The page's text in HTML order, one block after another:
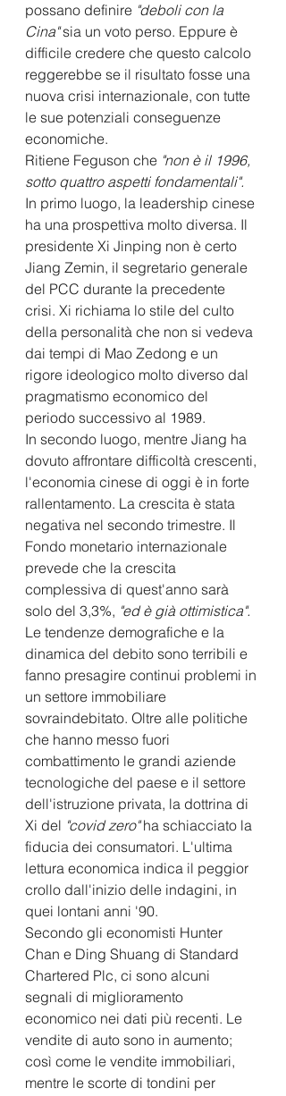
possano definire "deboli con la
Cina" sia un voto perso. Eppure è
difficile credere che questo calcolo
reggerebbe se il risultato fosse una
nuova crisi internazionale, con tutte
le sue potenziali conseguenze
economiche.
Ritiene Feguson che "non è il 1996,
sotto quattro aspetti fondamentali".
In primo luogo, la leadership cinese
ha una prospettiva molto diversa. Il
presidente Xi Jinping non è certo
Jiang Zemin, il segretario generale
del PCC durante la precedente
crisi. Xi richiama lo stile del culto
della personalità che non si vedeva
dai tempi di Mao Zedong e un
rigore ideologico molto diverso dal
pragmatismo economico del
periodo successivo al 1989.
In secondo luogo, mentre Jiang ha
dovuto affrontare difficoltà crescenti,
l'economia cinese di oggi è in forte
rallentamento. La crescita è stata
negativa nel secondo trimestre. Il
Fondo monetario internazionale
prevede che la crescita
complessiva di quest'anno sarà
solo del 3,3%, "ed è già ottimistica".
Le tendenze demografiche e la
dinamica del debito sono terribili e
fanno presagire continui problemi in
un settore immobiliare
sovraindebitato. Oltre alle politiche
che hanno messo fuori
combattimento le grandi aziende
tecnologiche del paese e il settore
dell'istruzione privata, la dottrina di
Xi del "covid zero" ha schiacciato la
fiducia dei consumatori. L'ultima
lettura economica indica il peggior
crollo dall'inizio delle indagini, in
quei lontani anni '90.
Secondo gli economisti Hunter
Chan e Ding Shuang di Standard
Chartered Plc, ci sono alcuni
segnali di miglioramento
economico nei dati più recenti. Le
vendite di auto sono in aumento;
così come le vendite immobiliari,
mentre le scorte di tondini per